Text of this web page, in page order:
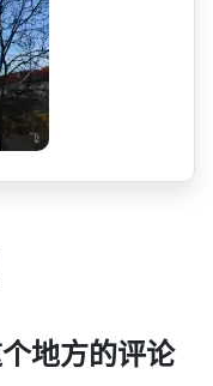
地方的评论